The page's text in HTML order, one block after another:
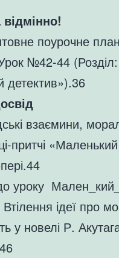
поурочне
№42-44 (Розділ:
детектив»).36
взаємини,
притчі
уроку
Втілення ідеї про
у новелі Р.